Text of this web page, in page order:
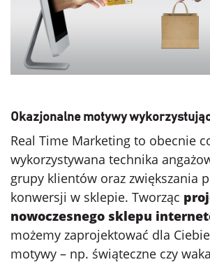
Okazjonalne motywy
Real Time Marketing to obecnie
wykorzystywana technika
grupy klientów oraz zwiększania
konwersji w sklepie. Tworząc
nowoczesnego sklepu
możemy zaprojektować dla
motywy – np. świąteczne czy